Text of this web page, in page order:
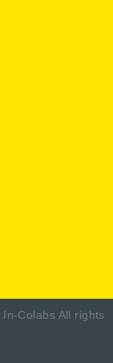
In-Colabs All rights